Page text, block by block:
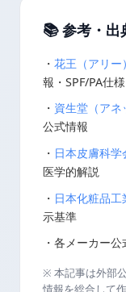
📚 参考・出
・ 花王（アリー
報・SPF/PA仕様
・ 資生堂（アネ
公式情報
・ 日本皮膚科
医学的解説
・ 日本化粧品工
示基準
・各メーカー
※ 本記事は外部
情報を総合して